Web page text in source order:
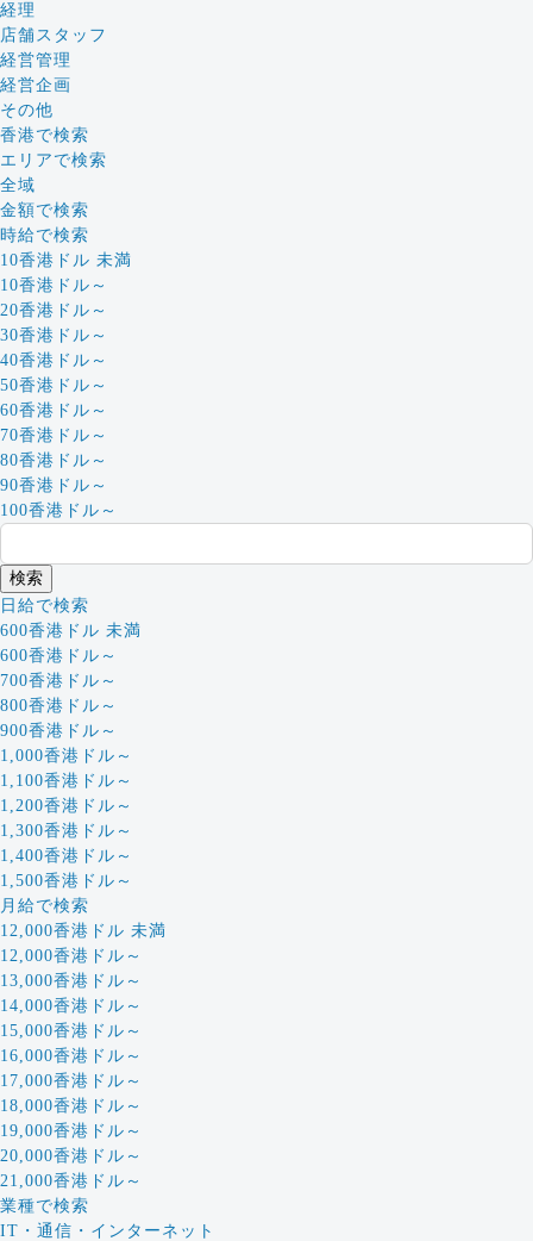
経理
店舗スタッフ
経営管理
経営企画
その他
香港で検索
エリアで検索
全域
金額で検索
時給で検索
10香港ドル 未満
10香港ドル～
20香港ドル～
30香港ドル～
40香港ドル～
50香港ドル～
60香港ドル～
70香港ドル～
80香港ドル～
90香港ドル～
100香港ドル～
日給で検索
600香港ドル 未満
600香港ドル～
700香港ドル～
800香港ドル～
900香港ドル～
1,000香港ドル～
1,100香港ドル～
1,200香港ドル～
1,300香港ドル～
1,400香港ドル～
1,500香港ドル～
月給で検索
12,000香港ドル 未満
12,000香港ドル～
13,000香港ドル～
14,000香港ドル～
15,000香港ドル～
16,000香港ドル～
17,000香港ドル～
18,000香港ドル～
19,000香港ドル～
20,000香港ドル～
21,000香港ドル～
業種で検索
IT・通信・インターネット